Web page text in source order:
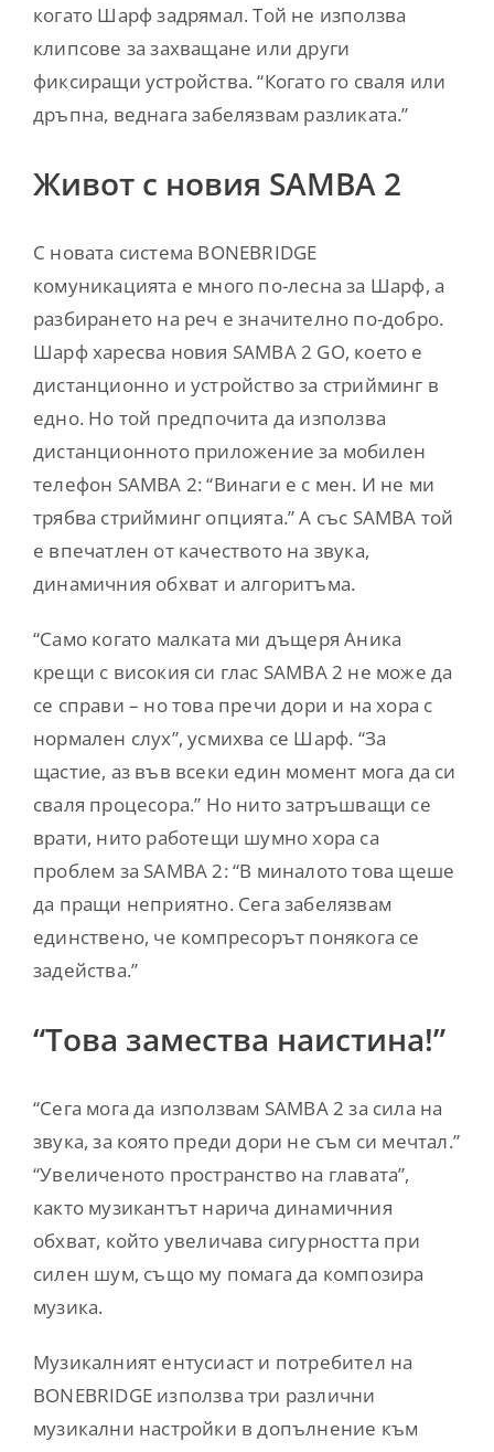
когато Шарф задрямал. Той не използва
клипсове за захващане или други
фиксиращи устройства. “Когато го сваля или
дръпна, веднага забелязвам разликата.”
Живот с новия SAMBA 2
С новата система BONEBRIDGE
комуникацията е много по-лесна за Шарф, а
разбирането на реч е значително по-добро.
Шарф харесва новия SAMBA 2 GO, което е
дистанционно и устройство за стрийминг в
едно. Но той предпочита да използва
дистанционното приложение за мобилен
телефон SAMBA 2: “Винаги е с мен. И не ми
трябва стрийминг опцията.” А със SAMBA той
е впечатлен от качеството на звука,
динамичния обхват и алгоритъма.
“Само когато малката ми дъщеря Аника
крещи с високия си глас SAMBA 2 не може да
се справи – но това пречи дори и на хора с
нормален слух”, усмихва се Шарф. “За
щастие, аз във всеки един момент мога да си
сваля процесора.” Но нито затръшващи се
врати, нито работещи шумно хора са
проблем за SAMBA 2: “В миналото това щеше
да пращи неприятно. Сега забелязвам
единствено, че компресорът понякога се
задейства.”
“Това замества наистина!”
“Сега мога да използвам SAMBA 2 за сила на
звука, за която преди дори не съм си мечтал.”
“Увеличеното пространство на главата”,
както музикантът нарича динамичния
обхват, който увеличава сигурността при
силен шум, също му помага да композира
музика.
Музикалният ентусиаст и потребител на
BONEBRIDGE използва три различни
музикални настройки в допълнение към